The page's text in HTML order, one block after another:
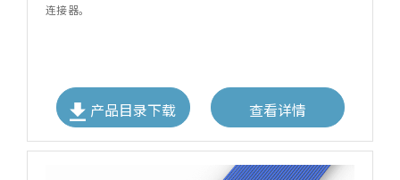
连接器。
产品目录下载 查看详情